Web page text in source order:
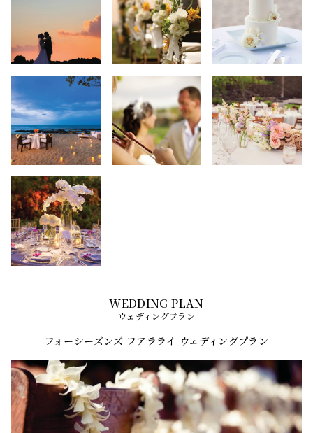
ウェディングプラン
フォーシーズンズ フアラライ ウェディングプラン